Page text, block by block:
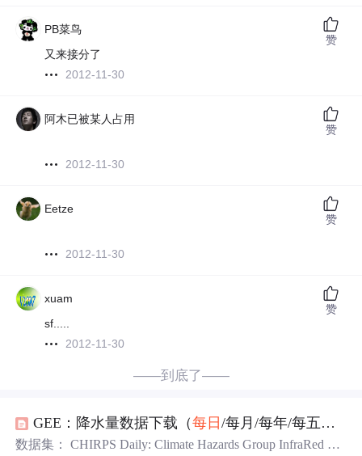
PB菜鸟
又来接分了
2012-11-30
赞
阿木已被某人占用
2012-11-30
赞
Eetze
2012-11-30
赞
xuam
sf.....
2012-11-30
赞
——到底了——
GEE：降水量数据下载（每日/每月/每年/每五年）
数据集： CHIRPS Daily: Climate Hazards Group InfraRed Pre